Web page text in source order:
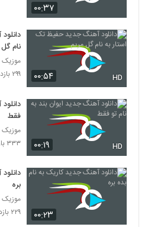
آهنگ آره آره
112
موزیک زیبای
۲,۰۹۳ بازدید
114
دانلود آهنگ
Havamo
Nadashti)
۱,۳۷۱ بازدید
۰۰:۳۷
۰۰:۵۴ HD
نام
موزیک
۲۹۹ بازدید
۰۰:۱۹ HD
فقط
موزیک
۳۳۳ بازدید
۰۰:۲۳
بره
موزیک
۲۲۹ بازدید